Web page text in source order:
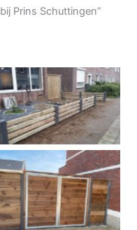
Prins Schuttingen”
Tuinhek voortuin
Dubbele poort